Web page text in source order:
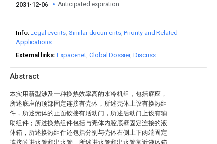
Abstract
本实用新型涉及一种换热效率高的水冷机组，包括底座，
所述底座的顶部固定连接有壳体，所述壳体上设有换热组
件，所述壳体的正面铰接有活动门，所述活动门上设有辅
助组件；所述换热组件包括与壳体内腔底壁固定连接的液
体箱，所述换热组件还包括分别与壳体右侧上下两端固定
连接的进水管和出水管，所述进水管和出水管靠近液体箱
2031-12-06 Anticipated expiration
Info Legal events Similar documents Priority and Related
Applications
External links Espacenet Global Dossier Discuss